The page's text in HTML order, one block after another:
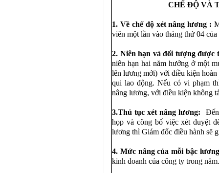
CHẾ ĐỘ VÀ
1. Về chế độ xét nâng lương :
viên một lần vào tháng thứ 04
2. Niên hạn và đối tượng được
niên hạn hai năm hưởng ở một
lên lương mới) với điều kiện
qui lao động. Nếu có vi phạm
nâng lương, với điều kiện không
3.Thủ tục xét nâng lương:
họp và công bố việc xét duyệt
lương thì Giám đốc điều hành sẽ
4. Mức nâng của mỗi bậc lương
kinh doanh của công ty trong năm.